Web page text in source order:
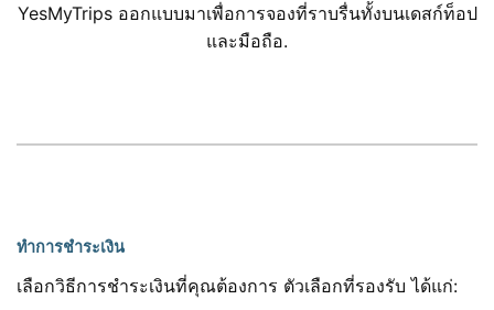
YesMyTrips ออกแบบมาเพื่อการจองที่ราบรื่นทั้งบนเดสก์ท็อป
และมือถือ.
ทำการชำระเงิน
เลือกวิธีการชำระเงินที่คุณต้องการ ตัวเลือกที่รองรับ ได้แก่: